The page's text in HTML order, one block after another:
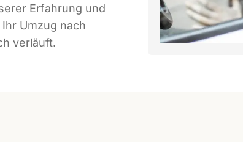
Erfahrung und
Umzug nach
verläuft.